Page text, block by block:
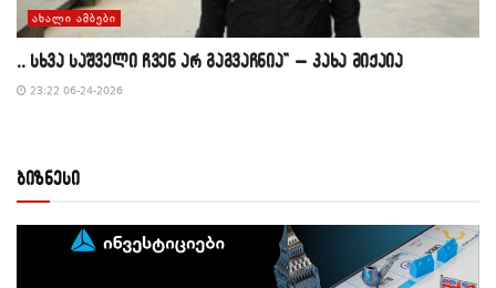
ᲐᲮᲐᲚᲘ ᲐᲛᲑᲔᲑᲘ
,, სხვა საშველი ჩვენ არ გაგვაჩნია” – კახა მიქაია
23:22 06-24-2026
ბიზნესი